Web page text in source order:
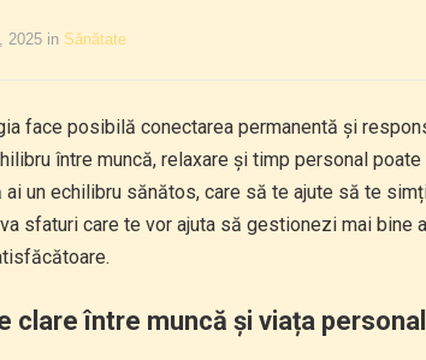
2025 in Sănătate
face posibilă conectarea permanentă și
între muncă, relaxare și timp personal
un echilibru sănătos, care să te ajute să te
sfaturi care te vor ajuta să gestionezi mai bine
clare între muncă și viața